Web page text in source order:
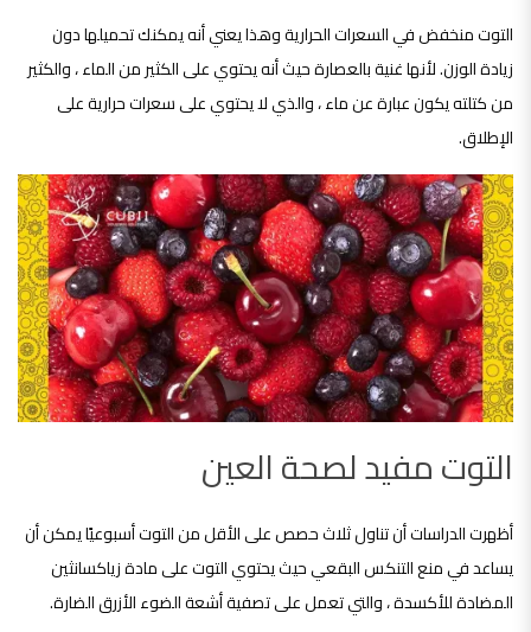
التوت منخفض في السعرات الحرارية وهذا يعني أنه يمكنك تحميلها دون
زيادة الوزن. لأنها غنية بالعصارة حيث أنه يحتوي على الكثير من الماء ، والكثير
من كتلته يكون عبارة عن ماء ، والذي لا يحتوي على سعرات حرارية على
الإطلاق.
التوت مفيد لصحة العين
أظهرت الدراسات أن تناول ثلاث حصص على الأقل من التوت أسبوعيًا يمكن أن
يساعد في منع التنكس البقعي حيث يحتوي التوت على مادة زياكسانثين
المضادة للأكسدة ، والتي تعمل على تصفية أشعة الضوء الأزرق الضارة.